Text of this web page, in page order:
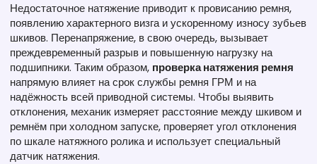
Недостаточное натяжение приводит к провисанию ремня,
появлению характерного визга и ускоренному износу зубьев
шкивов. Перенапряжение, в свою очередь, вызывает
преждевременный разрыв и повышенную нагрузку на
подшипники. Таким образом, проверка натяжения ремня
напрямую влияет на срок службы ремня ГРМ и на
надёжность всей приводной системы. Чтобы выявить
отклонения, механик измеряет расстояние между шкивом и
ремнём при холодном запуске, проверяет угол отклонения
по шкале натяжного ролика и использует специальный
датчик натяжения.